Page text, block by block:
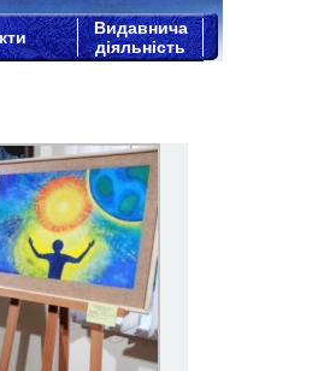
Видавнича
діяльність